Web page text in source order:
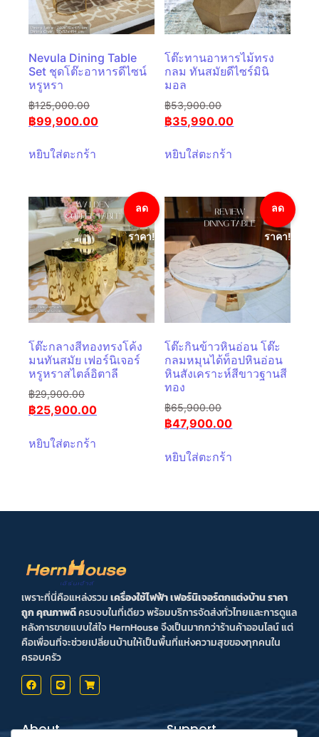
Nevula Dining Table
Set ชุดโต๊ะอาหารดีไซน์
หรูหรา
฿125,000.00
฿99,900.00
หยิบใส่ตะกร้า
โต๊ะทานอาหารไม้ทรง
กลม ทันสมัยดีไซร์มินิ
มอล
฿53,900.00
฿35,990.00
หยิบใส่ตะกร้า
ลด
ราคา!
โต๊ะกลางสีทองทรงโค้ง
มนทันสมัย ​​เฟอร์นิเจอร์
หรูหราสไตล์อิตาลี
฿29,900.00
฿25,900.00
หยิบใส่ตะกร้า
ลด
ราคา!
โต๊ะกินข้าวหินอ่อน โต๊ะ
กลมหมุนได้ท็อปหินอ่อน
หินสังเคราะห์สีขาวฐานสี
ทอง
฿65,900.00
฿47,900.00
หยิบใส่ตะกร้า
เพราะที่นี่คือแหล่งรวมเครื่องใช้ไฟฟ้า เฟอร์นิเจอร์ตกแต่งบ้าน ราคา
ถูก คุณภาพดีครบจบในที่เดียว พร้อมบริการจัดส่งทั่วไทยและการดูแล
หลังการขายแบบใส่ใจ HernHouse จึงเป็นมากกว่าร้านค้าออนไลน์ แต่
คือเพื่อนที่จะช่วยเปลี่ยนบ้านให้เป็นพื้นที่แห่งความสุขของทุกคนใน
ครอบครัว
About Support